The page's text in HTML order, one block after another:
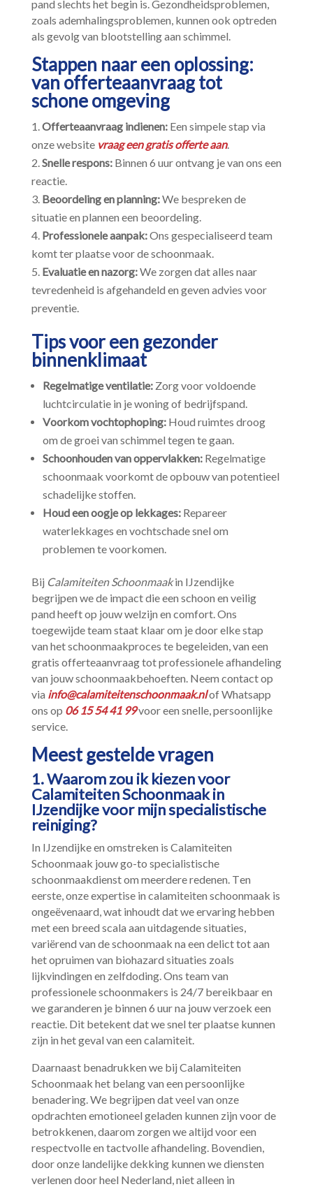
pand slechts het begin is.​ Gezondheidsproblemen,
zoals ademhalingsproblemen, kunnen ook optreden
als gevolg van blootstelling aan schimmel.​
Stappen naar een oplossing:
van offerteaanvraag tot
schone omgeving
Offerteaanvraag indienen:Een simpele stap via
onze website vraag een gratis offerte aan.​
Snelle respons:Binnen 6 uur ontvang je van ons een
reactie.​
Beoordeling en planning:We bespreken de
situatie en plannen een beoordeling.​
Professionele aanpak:Ons gespecialiseerd team
komt ter plaatse voor de schoonmaak.​
Evaluatie en nazorg:We zorgen dat alles naar
tevredenheid is afgehandeld en geven advies voor
preventie.​
Tips voor een gezonder
binnenklimaat
Regelmatige ventilatie:Zorg voor voldoende
luchtcirculatie in je woning of bedrijfspand.​
Voorkom vochtophoping:Houd ruimtes droog
om de groei van schimmel tegen te gaan.​
Schoonhouden van oppervlakken:Regelmatige
schoonmaak voorkomt de opbouw van potentieel
schadelijke stoffen.​
Houd een oogje op lekkages:Repareer
waterlekkages en vochtschade snel om
problemen te voorkomen.​
Bij Calamiteiten Schoonmaakin IJzendijke
begrijpen we de impact die een schoon en veilig
pand heeft op jouw welzijn en comfort.​ Ons
toegewijde team staat klaar om je door elke stap
van het schoonmaakproces te begeleiden, van een
gratis offerteaanvraag tot professionele afhandeling
van jouw schoonmaakbehoeften.​ Neem contact op
via info@calamiteitenschoonmaak.​nlof Whatsapp
ons op 06 15 54 41 99voor een snelle, persoonlijke
service.​
Meest gestelde vragen
1.​ Waarom zou ik kiezen voor
Calamiteiten Schoonmaak in
IJzendijke voor mijn specialistische
reiniging?
In IJzendijke en omstreken is Calamiteiten
Schoonmaak jouw go-to specialistische
schoonmaakdienst om meerdere redenen.​ Ten
eerste, onze expertise in calamiteiten schoonmaak is
ongeëvenaard, wat inhoudt dat we ervaring hebben
met een breed scala aan uitdagende situaties,
variërend van de schoonmaak na een delict tot aan
het opruimen van biohazard situaties zoals
lijkvindingen en zelfdoding.​ Ons team van
professionele schoonmakers is 24/7 bereikbaar en
we garanderen je binnen 6 uur na jouw verzoek een
reactie.​ Dit betekent dat we snel ter plaatse kunnen
zijn in het geval van een calamiteit.​
Daarnaast benadrukken we bij Calamiteiten
Schoonmaak het belang van een persoonlijke
benadering.​ We begrijpen dat veel van onze
opdrachten emotioneel geladen kunnen zijn voor de
betrokkenen, daarom zorgen we altijd voor een
respectvolle en tactvolle afhandeling.​ Bovendien,
door onze landelijke dekking kunnen we diensten
verlenen door heel Nederland, niet alleen in